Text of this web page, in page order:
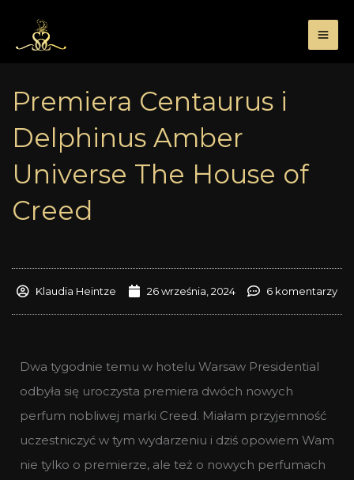
treści
Premiera Centaurus i
Delphinus Amber
Universe The House of
Creed
Klaudia Heintze 26 września, 2024 6 komentarzy
Dwa tygodnie temu w hotelu Warsaw Presidential
odbyła się uroczysta premiera dwóch nowych
perfum nobliwej marki Creed. Miałam przyjemność
uczestniczyć w tym wydarzeniu i dziś opowiem Wam
nie tylko o premierze, ale też o nowych perfumach